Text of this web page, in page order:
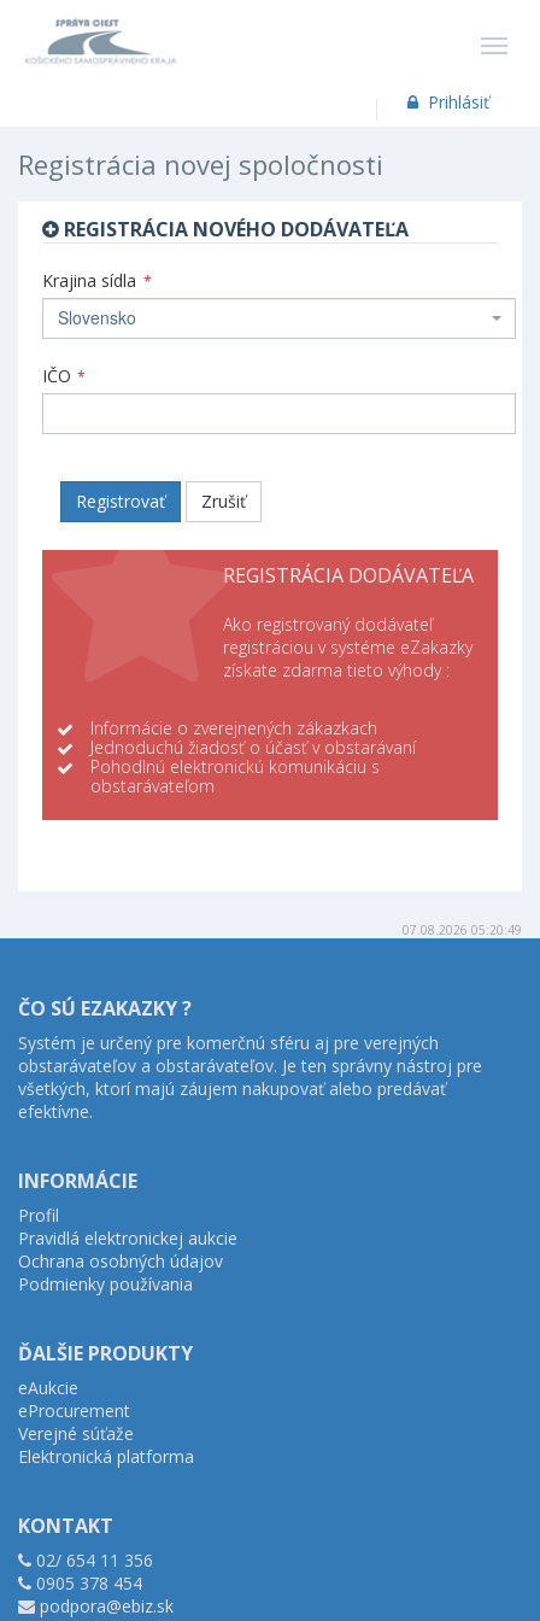
Prihlásiť
Registrácia novej spoločnosti
REGISTRÁCIA NOVÉHO DODÁVATEĽA
Krajina sídla *
Slovensko
IČO *
Registrovať Zrušiť
REGISTRÁCIA DODÁVATEĽA
Ako registrovaný dodávateľ
registráciou v systéme eZakazky
získate zdarma tieto výhody :
Informácie o zverejnených zákazkach
Jednoduchú žiadosť o účasť v obstarávaní
Pohodlnú elektronickú komunikáciu s
obstarávateľom
07.08.2026 05:20:49
ČO SÚ EZAKAZKY ?
Systém je určený pre komerčnú sféru aj pre verejných
obstarávateľov a obstarávateľov. Je ten správny nástroj pre
všetkých, ktorí majú záujem nakupovať alebo predávať
efektívne.
INFORMÁCIE
Profil
Pravidlá elektronickej aukcie
Ochrana osobných údajov
Podmienky používania
ĎALŠIE PRODUKTY
eAukcie
eProcurement
Verejné súťaže
Elektronická platforma
KONTAKT
02/ 654 11 356
0905 378 454
podpora@ebiz.sk